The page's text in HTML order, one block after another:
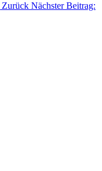
Zurück Nächster Beitrag: